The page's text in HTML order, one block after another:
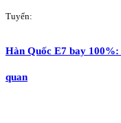
Tuyển:
Hàn Quốc E7 bay
quan